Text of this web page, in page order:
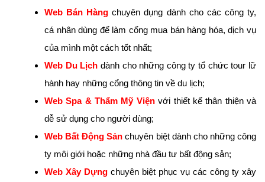
Web Bán Hàng chuyên dụng dành cho các công ty,
cá nhân dùng để làm cổng mua bán hàng hóa, dịch vụ
của mình một cách tốt nhất;
Web Du Lịch dành cho những công ty tổ chức tour lữ
hành hay những cổng thông tin về du lịch;
Web Spa & Thẩm Mỹ Việnvới thiết kế thân thiện và
dễ sử dụng cho người dùng;
Web Bất Động Sản chuyên biệt dành cho những công
ty môi giới hoặc những nhà đầu tư bất động sản;
Web Xây Dựng chuyên biệt phục vụ các công ty xây